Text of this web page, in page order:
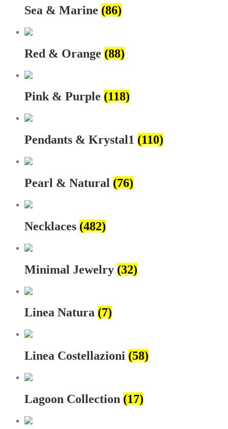
Sea & Marine (86)
Red & Orange (88)
Pink & Purple (118)
Pendants & Krystal1 (110)
Pearl & Natural (76)
Necklaces (482)
Minimal Jewelry (32)
Linea Natura (7)
Linea Costellazioni (58)
Lagoon Collection (17)